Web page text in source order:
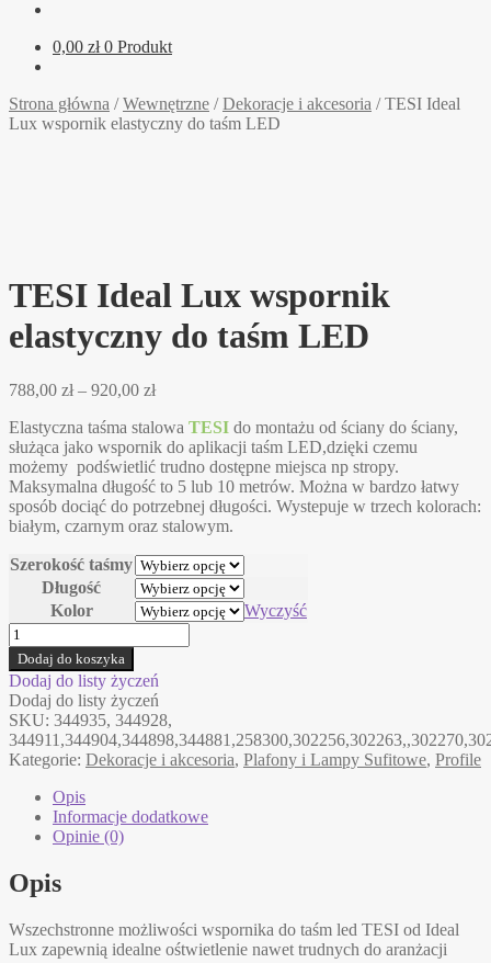
0,00 zł 0 Produkt
Strona główna /Wewnętrzne /Dekoracje i akcesoria /TESI Ideal
Lux wspornik elastyczny do taśm LED
TESI Ideal Lux wspornik
elastyczny do taśm LED
788,00 zł – 920,00 złZakres
od
788,00 zł
do
920,00 zł
Elastyczna taśma stalowa TESI do montażu od ściany do ściany,
służąca jako wspornik do aplikacji taśm LED,dzięki czemu
możemy podświetlić trudno dostępne miejsca np stropy.
Maksymalna długość to 5 lub 10 metrów. Można w bardzo łatwy
sposób dociąć do potrzebnej długości. Wystepuje w trzech kolorach:
białym, czarnym oraz stalowym.
Szerokość taśmy
Długość
Kolor
Wyczyść
ilość
TESI
Ideal
Lux
wspornik
elastyczny
do
taśm
Dodaj do koszyka
Dodaj do listy życzeń
Dodaj do listy życzeń
SKU: 344935, 344928,
Kategorie: Dekoracje i akcesoria, Plafony i Lampy Sufitowe, Profile
Opis
Informacje dodatkowe
Opinie (0)
Opis
Wszechstronne możliwości wspornika do taśm led TESI od Ideal
Lux zapewnią idealne ośtwietlenie nawet trudnych do aranżacji